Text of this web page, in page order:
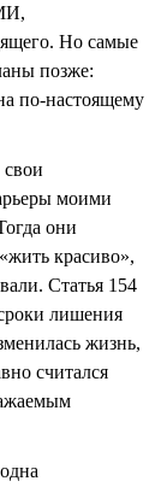
Но самые
позже:
по-настоящему
моими
они
красиво»,
Статья 154
лишения
жизнь,
считался